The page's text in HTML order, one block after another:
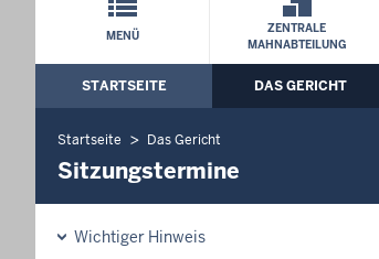
Schnellnavigation mit
MENÜ
ZENTRALE
MAHNABTEILUNG
Hauptmenü: Hauptnavigation
STARTSEITE DAS GERICHT
Startseite Das Gericht
Sitzungstermine
Wichtiger Hinweis